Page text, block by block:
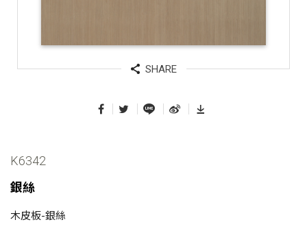
SHARE
K6342
銀絲
木皮板-銀絲